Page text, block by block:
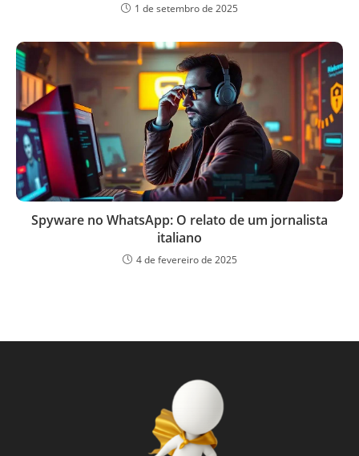
1 de setembro de 2025
Spyware no WhatsApp: O relato de um jornalista
italiano
4 de fevereiro de 2025